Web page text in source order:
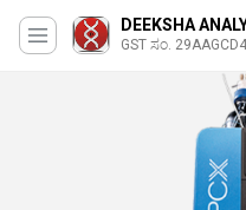
DEEKSHA
GST ಸಂ.